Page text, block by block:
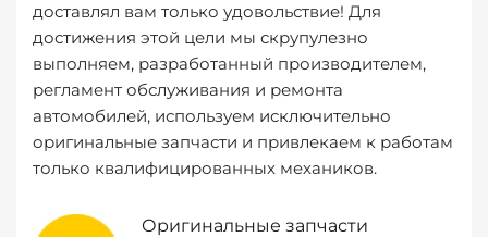
доставлял вам только удовольствие! Для
достижения этой цели мы скрупулезно
выполняем, разработанный производителем,
регламент обслуживания и ремонта
автомобилей, используем исключительно
оригинальные запчасти и привлекаем к работам
только квалифицированных механиков.
Оригинальные запчасти